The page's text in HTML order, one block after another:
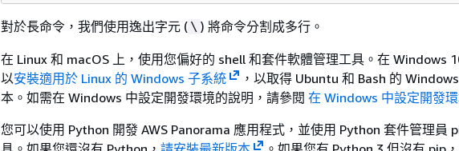
對於長命令，我們使用逸出字元 ( \ ) 將命令分割成多行。
在 Linux 和 macOS 上，使用您偏好的 shell 和套件軟體管理工具。在 Windows
以安裝適用於 Linux 的 Windows 子系統
，以取得 Ubuntu 和 Bash 的
本。如需在 Windows 中設定開發環境的說明，請參閱 在 Windows 中設定開發
您可以使用 Python 開發 AWS Panorama 應用程式，並使用 Python 套件管理員